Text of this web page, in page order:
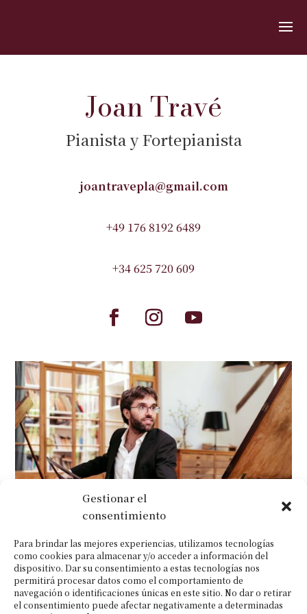
Gestionar el
consentimiento
Para brindar las mejores experiencias, utilizamos tecnologías
como cookies para almacenar y/o acceder a información del
dispositivo. Dar su consentimiento a estas tecnologías nos
permitirá procesar datos como el comportamiento de
navegación o identificaciones únicas en este sitio. No dar o retirar
el consentimiento puede afectar negativamente a determinadas
Joan Travé
Pianista y Fortepianista
joantravepla@gmail.com
+49 176 8192 6489
+34 625 720 609